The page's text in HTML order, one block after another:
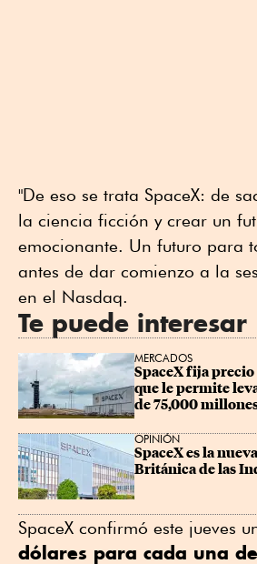
"De eso se trata SpaceX: de
la ciencia ficción y crear un
emocionante. Un futuro para
antes de dar comienzo a la
en el Nasdaq.
Te puede interesar
MERCADOS
SpaceX fija precio
que le permite
de 75,000
OPINIÓN
SpaceX es la
Británica de las
SpaceX confirmó este jueves
dólares para cada una